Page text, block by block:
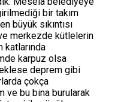
bir takım
büyük sıkıntısı
merkezde kütlelerin
katlarında
karpuz olsa
deprem gibi
çokça
ve bu bina burularak